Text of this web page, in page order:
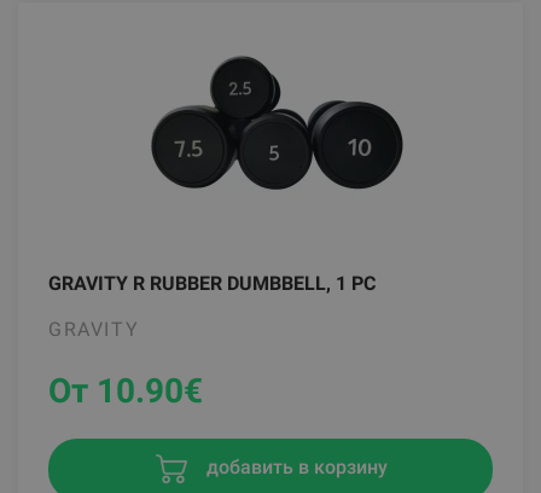
GRAVITY R RUBBER DUMBBELL, 1 PC
GRAVITY
От 10.90€
добавить в корзину